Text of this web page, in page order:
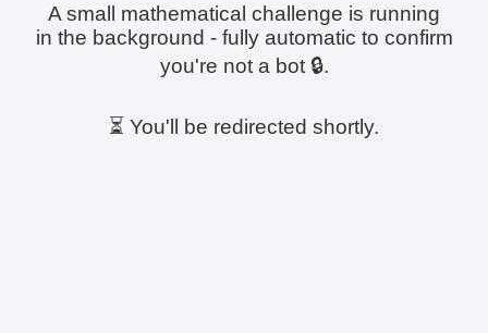
A small mathematical challenge is running
in the background - fully automatic to confirm
you're not a bot 🔒.
⏳ You'll be redirected shortly.